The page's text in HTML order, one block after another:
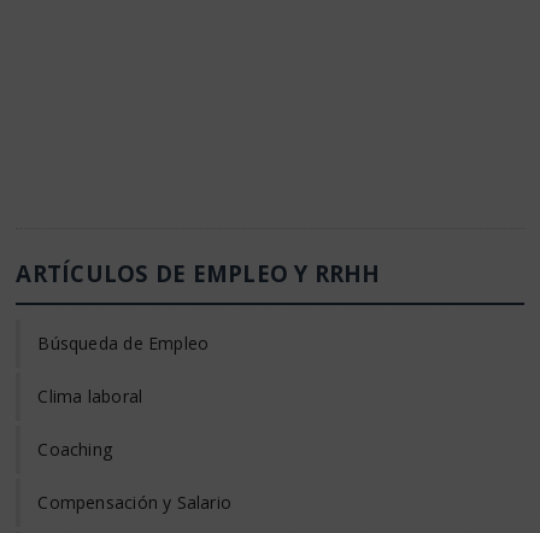
ARTÍCULOS DE EMPLEO Y RRHH
Búsqueda de Empleo
Clima laboral
Coaching
Compensación y Salario